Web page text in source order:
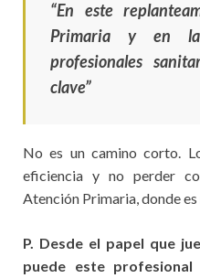
“En este
Primaria y en
profesionales
clave”
No es un camino corto.
eficiencia y no perder
Atención Primaria, donde
P. Desde el papel que
puede este